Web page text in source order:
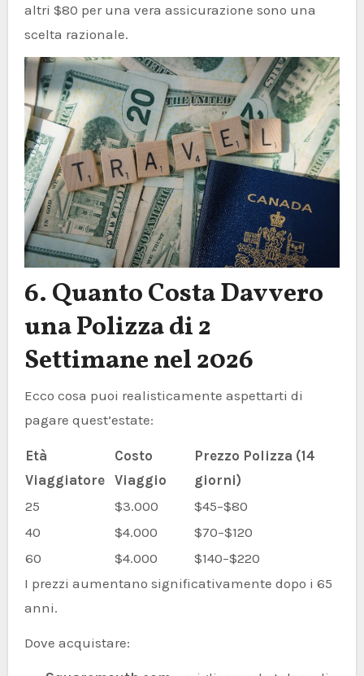
altri $80 per una vera assicurazione sono una
scelta razionale.
6. Quanto Costa Davvero
una Polizza di 2
Settimane nel 2026
Ecco cosa puoi realisticamente aspettarti di
pagare quest’estate:
Età
Viaggiatore
Costo
Viaggio
Prezzo Polizza (14
giorni)
25
$3.000
$45–$80
40
$4.000
$70–$120
60
$4.000
$140–$220
I prezzi aumentano significativamente dopo i 65
anni.
Dove acquistare: